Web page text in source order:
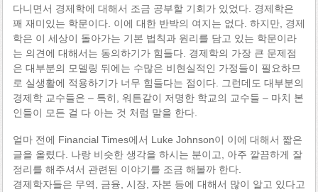
다니면서 경제학에 대해서 조금 공부할 기회가 있었다. 경제학은
꽤 재미있는 학문이다. 이에 대한 반박의 여지는 없다. 하지만, 경제
학은 이 세상이 돌아가는 기본 법칙과 원리를 담고 있는 학문이라
는 의견에 대해서는 동의하기가 힘들다. 경제학의 가장 큰 문제점
은 대부분의 모델링 뒤에는 수많은 비현실적인 가정들이 필요하므
로 실생활에 적용하기가 너무 힘들다는 점이다. 그런데도 대부분의
경제학 교수들은 – 특히, 워튼같이 저명한 학교의 교수들 – 마치 본
인들이 모든 걸 다 아는 것 처럼 말을 한다.
얼마 전에 Financial Times에서 Luke Johnson이 이에 대해서 짧은
글을 올렸다. 나랑 비슷한 생각을 하시는 분이고, 아주 깔끔하게 잘
정리를 해주셔서 관련된 이야기를 조금 해볼까 한다.
경제학자들은 무역, 금융, 시장, 자본 등에 대해서 많이 알고 있다고